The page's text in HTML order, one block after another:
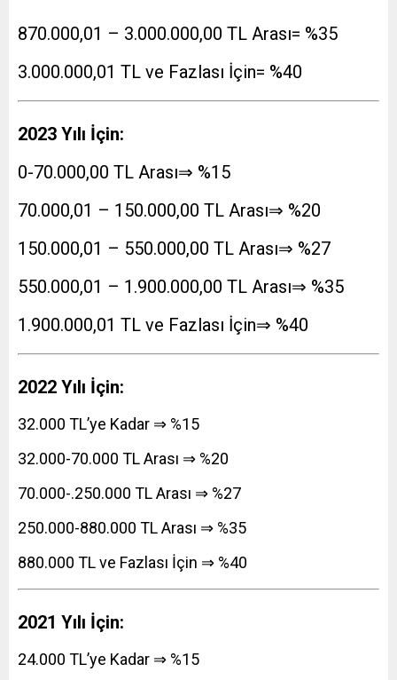
870.000,01 – 3.000.000,00 TL Arası= %35
3.000.000,01 TL ve Fazlası İçin= %40
2023 Yılı İçin:
0-70.000,00 TL Arası⇒ %15
70.000,01 – 150.000,00 TL Arası⇒ %20
150.000,01 – 550.000,00 TL Arası⇒ %27
550.000,01 – 1.900.000,00 TL Arası⇒ %35
1.900.000,01 TL ve Fazlası İçin⇒ %40
2022 Yılı İçin:
32.000 TL’ye Kadar ⇒ %15
32.000-70.000 TL Arası ⇒ %20
70.000-.250.000 TL Arası ⇒ %27
250.000-880.000 TL Arası ⇒ %35
880.000 TL ve Fazlası İçin ⇒ %40
2021 Yılı İçin:
24.000 TL’ye Kadar ⇒ %15